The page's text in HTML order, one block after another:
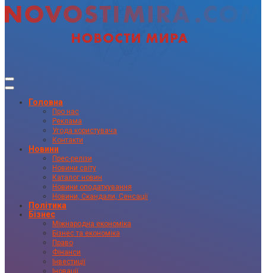
Головна
Про нас
Реклама
Угода користувача
Контакти
Новини
Прес-релізи
Новини світу
Каталог новин
Новини оподаткування
Новини, Скандали, Сенсації
Політика
Бізнес
Міжнародна економіка
Бізнес та економіка
Право
Фінанси
Інвестиції
Іновації